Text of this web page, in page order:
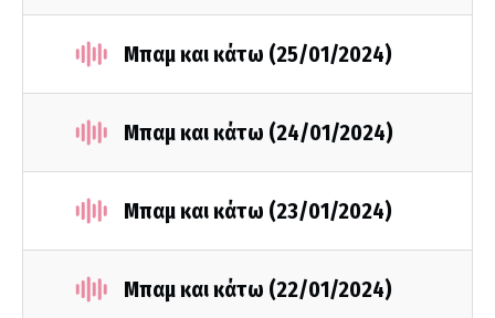
Μπαμ και κάτω (25/01/2024)
Μπαμ και κάτω (24/01/2024)
Μπαμ και κάτω (23/01/2024)
Μπαμ και κάτω (22/01/2024)